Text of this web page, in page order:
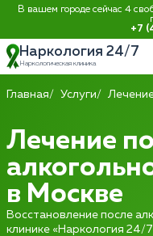
В вашем городе сейчас 4
+7
Наркология 24/7
Наркологическая клиника
Главная Услуги
Лечение
в Москве
Восстановление после
клинике «Наркология 24/